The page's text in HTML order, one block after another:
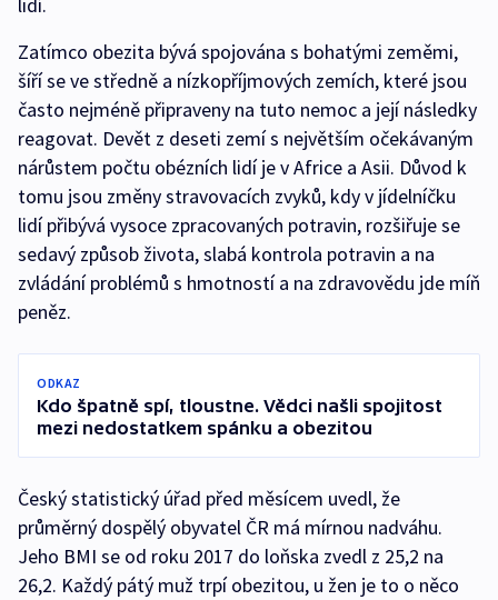
lidí.
Zatímco obezita bývá spojována s bohatými zeměmi,
šíří se ve středně a nízkopříjmových zemích, které jsou
často nejméně připraveny na tuto nemoc a její následky
reagovat. Devět z deseti zemí s největším očekávaným
nárůstem počtu obézních lidí je v Africe a Asii. Důvod k
tomu jsou změny stravovacích zvyků, kdy v jídelníčku
lidí přibývá vysoce zpracovaných potravin, rozšiřuje se
sedavý způsob života, slabá kontrola potravin a na
zvládání problémů s hmotností a na zdravovědu jde míň
peněz.
ODKAZ
Kdo špatně spí, tloustne. Vědci našli spojitost
mezi nedostatkem spánku a obezitou
Český statistický úřad před měsícem uvedl, že
průměrný dospělý obyvatel ČR má mírnou nadváhu.
Jeho BMI se od roku 2017 do loňska zvedl z 25,2 na
26,2. Každý pátý muž trpí obezitou, u žen je to o něco